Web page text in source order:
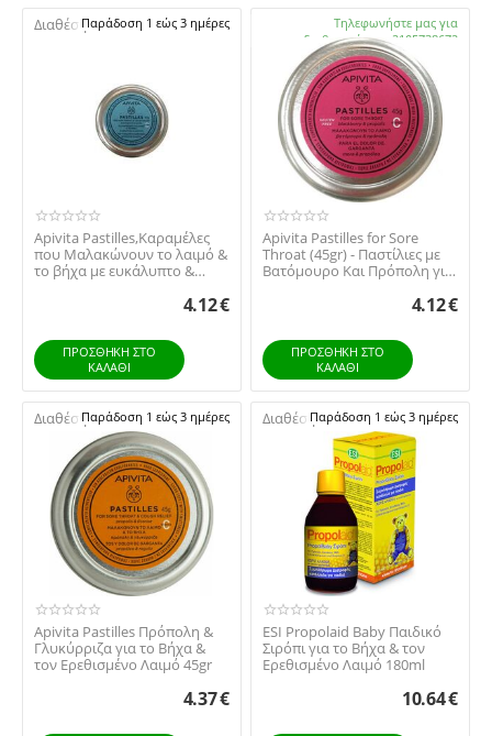
Διαθέσιμο:Παράδοση 1 εώς 3 ημέρες
Apivita Pastilles,Καραμέλες
που Μαλακώνουν το λαιμό &
το βήχα με ευκάλυπτο &
4.12€
ΠΡΟΣΘΉΚΗ ΣΤΟ
ΚΑΛΆΘΙ
Τηλεφωνήστε μας για
διαθεσιμότητα 2105738672
Apivita Pastilles for Sore
Throat (45gr) - Παστίλιες με
Βατόμουρο Και Πρόπολη για
4.12€
ΠΡΟΣΘΉΚΗ ΣΤΟ
ΚΑΛΆΘΙ
Διαθέσιμο:Παράδοση 1 εώς 3 ημέρες
Apivita Pastilles Πρόπολη &
Γλυκύρριζα για το Βήχα &
τον Ερεθισμένο Λαιμό 45gr
4.37€
Διαθέσιμο:Παράδοση 1 εώς 3 ημέρες
ESI Propolaid Baby Παιδικό
Σιρόπι για το Βήχα & τον
Ερεθισμένο Λαιμό 180ml
10.64€